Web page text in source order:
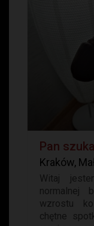
Pan
Kraków,
Witaj
normalnej
wzrostu
chętne